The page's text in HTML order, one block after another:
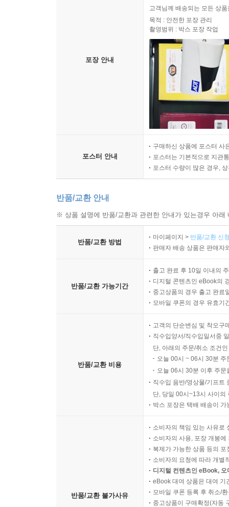
포장 안내
고객님께 배송되는 모든 상
목적 : 안전한 포장 관리
촬영범위 : 박스 포장 작업
포스터 안내
구매하신 상품에 포스터 사
포스터는 기본적으로 지관
포스터 수량이 많은 경우,
반품/교환 안내
※ 상품 설명에 반품/교환과 관련한 안내가 있는경우 아
반품/교환 방법
마이페이지 > 반품/교환 신
판매자 배송 상품은 판매자
반품/교환 가능기간
출고 완료 후 10일 이내의
디지털 콘텐츠인 eBook의
중고상품의 경우 출고 완료
모바일 쿠폰의 경우 유효기
반품/교환 비용
고객의 단순변심 및 착오구
직수입양서/직수입일서중
단, 아래의 주문/취소 조건
오늘 00시 ~ 06시 30분
오늘 06시 30분 이후 주
직수입 음반/영상물/기프트
단, 당일 00시~13시 사이의
박스 포장은 택배 배송이
반품/교환 불가사유
소비자의 책임 있는 사유로
소비자의 사용, 포장 개봉
복제가 가능한 상품 등의
소비자의 요청에 따라 개별
디지털 컨텐츠인 eBook,
eBook 대여 상품은 대여 기
모바일 쿠폰 등록 후 취소/
중고상품이 구매확정(자동